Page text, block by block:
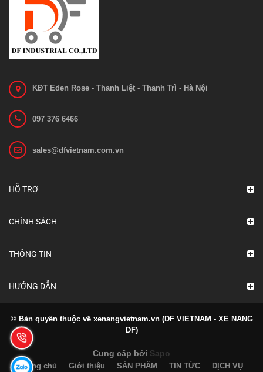
KĐT Eden Rose - Thanh Liệt - Thanh Trì - Hà Nội
097 376 6466
sales@dfvietnam.com.vn
HỖ TRỢ
CHÍNH SÁCH
THÔNG TIN
HƯỚNG DẪN
© Bản quyền thuộc về xenangvietnam.vn (DF VIETNAM - XE NANG
DF)
Cung cấp bởi Sapo
Trang chủ Giới thiệu SẢN PHẨM TIN TỨC DỊCH VỤ